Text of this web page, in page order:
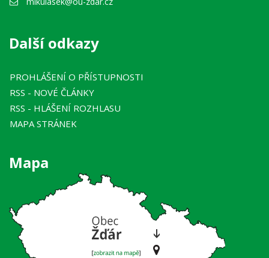
Další odkazy
PROHLÁŠENÍ O PŘÍSTUPNOSTI
RSS - NOVÉ ČLÁNKY
RSS - HLÁŠENÍ ROZHLASU
MAPA STRÁNEK
Mapa